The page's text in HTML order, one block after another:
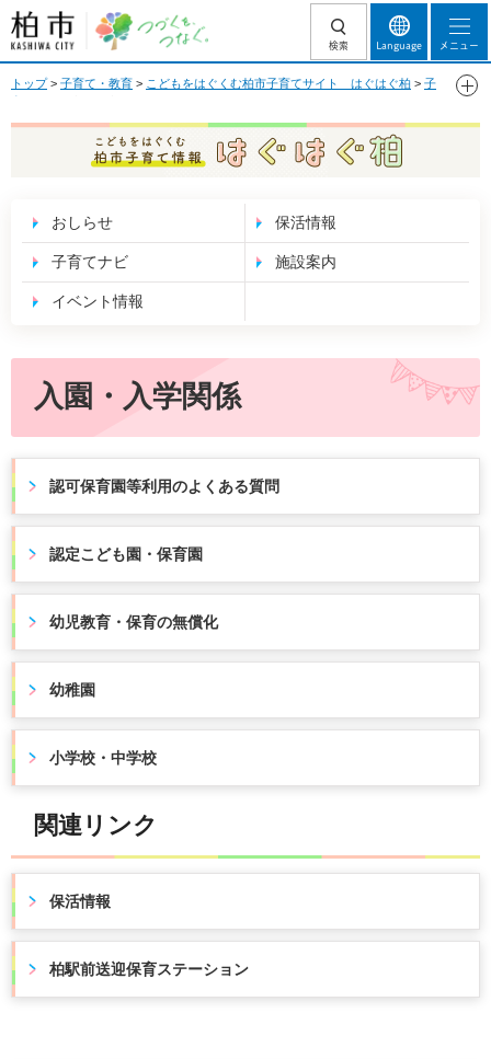
柏市 つづくを、
つなぐ。
検索 Language メニュー
トップ> 子育て・教育 > こどもをはぐくむ柏市子育てサイト はぐはぐ柏 > 子
こどもをはぐくむ 柏市子育て情報 はぐはぐ
柏
おしらせ 保活情報
子育てナビ 施設案内
イベント情報
入園・入学関係
認可保育園等利用のよくある質問
認定こども園・保育園
幼児教育・保育の無償化
幼稚園
小学校・中学校
関連リンク
保活情報
柏駅前送迎保育ステーション